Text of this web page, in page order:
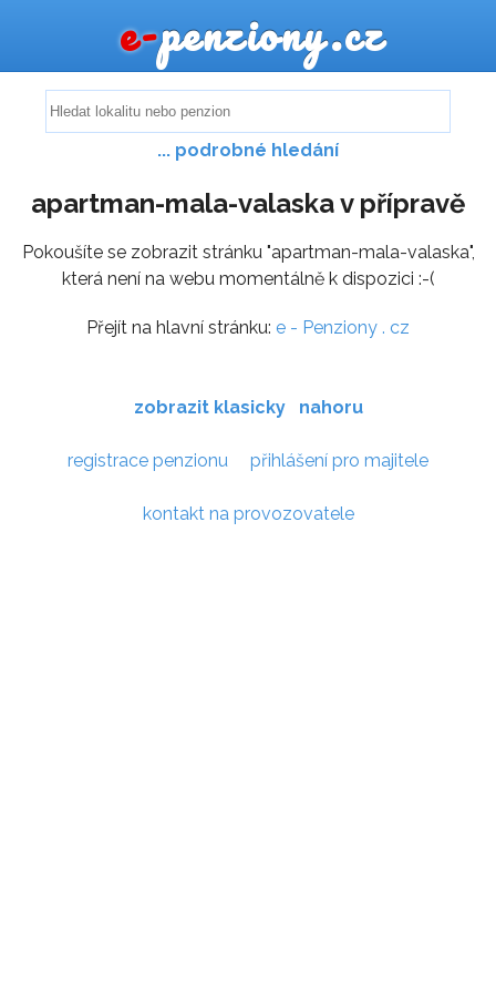
e-penziony.cz
... podrobné hledání
apartman-mala-valaska v přípravě
Pokoušíte se zobrazit stránku "apartman-mala-valaska",
která není na webu momentálně k dispozici :-(
Přejít na hlavní stránku: e - Penziony . cz
zobrazit klasicky nahoru
registrace penzionu přihlášení pro majitele
kontakt na provozovatele